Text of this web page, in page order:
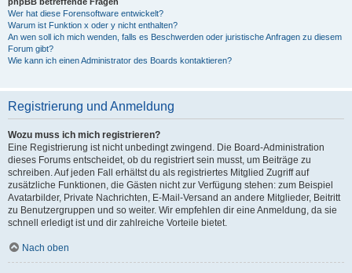
Wer hat diese Forensoftware entwickelt?
Warum ist Funktion x oder y nicht enthalten?
An wen soll ich mich wenden, falls es Beschwerden oder juristische Anfragen zu diesem
Forum gibt?
Wie kann ich einen Administrator des Boards kontaktieren?
Registrierung und Anmeldung
Wozu muss ich mich registrieren?
Eine Registrierung ist nicht unbedingt zwingend. Die Board-Administration
dieses Forums entscheidet, ob du registriert sein musst, um Beiträge zu
schreiben. Auf jeden Fall erhältst du als registriertes Mitglied Zugriff auf
zusätzliche Funktionen, die Gästen nicht zur Verfügung stehen: zum Beispiel
Avatarbilder, Private Nachrichten, E-Mail-Versand an andere Mitglieder, Beitritt
zu Benutzergruppen und so weiter. Wir empfehlen dir eine Anmeldung, da sie
schnell erledigt ist und dir zahlreiche Vorteile bietet.
Nach oben